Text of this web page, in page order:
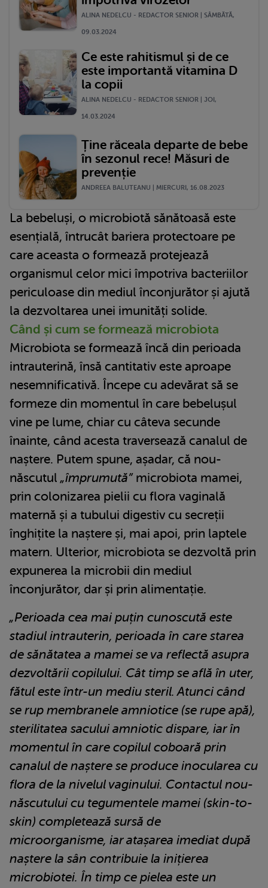
ALINA NEDELCU - REDACTOR SENIOR | SÂMBĂTĂ,
09.03.2024
Ce este rahitismul și de ce
este importantă vitamina D
la copii
ALINA NEDELCU - REDACTOR SENIOR | JOI,
14.03.2024
Ține răceala departe de bebe
în sezonul rece! Măsuri de
prevenție
ANDREEA BALUTEANU | MIERCURI, 16.08.2023
La bebeluși, o microbiotă sănătoasă este
esențială, întrucât bariera protectoare pe
care aceasta o formează protejează
organismul celor mici împotriva bacteriilor
periculoase din mediul înconjurător și ajută
la dezvoltarea unei imunități solide.
Când și cum se formează microbiota
Microbiota se formează încă din perioada
intrauterină, însă cantitativ este aproape
nesemnificativă. Începe cu adevărat să se
formeze din momentul în care bebelușul
vine pe lume, chiar cu câteva secunde
înainte, când acesta traversează canalul de
naștere. Putem spune, așadar, că nou-
născutul „împrumută”microbiota mamei,
prin colonizarea pielii cu flora vaginală
maternă și a tubului digestiv cu secreții
înghițite la naștere și, mai apoi, prin laptele
matern. Ulterior, microbiota se dezvoltă prin
expunerea la microbii din mediul
înconjurător, dar și prin alimentație.
„Perioada cea mai puțin cunoscută este
stadiul intrauterin, perioada în care starea
de sănătatea a mamei se va reflectă asupra
dezvoltării copilului. Cât timp se află în uter,
fătul este într-un mediu steril. Atunci când
se rup membranele amniotice (se rupe apă),
sterilitatea sacului amniotic dispare, iar în
momentul în care copilul coboară prin
canalul de naștere se produce inocularea cu
flora de la nivelul vaginului. Contactul nou-
născutului cu tegumentele mamei (skin-to-
skin) completează sursă de
microorganisme, iar atașarea imediat după
naștere la sân contribuie la inițierea
microbiotei. În timp ce pielea este un